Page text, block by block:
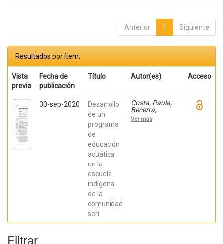
Anterior 1 Siguiente
Resultados por ítem:
Vista
previa
Fecha de
publicación
Título Autor(es) Acceso
30-sep-2020
Desarrollo
de un
programa
de
educación
acuática
en la
escuela
indígena
de la
comunidad
seri
Costa, Paula;
Becerra,
Viviana;
Becerra,
Ramírez Cruz,
Ver más
Filtrar